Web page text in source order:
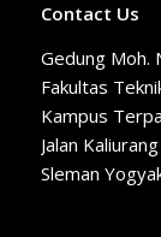
Contact Us
Gedung Moh.
Fakultas
Kampus
Jalan
Sleman